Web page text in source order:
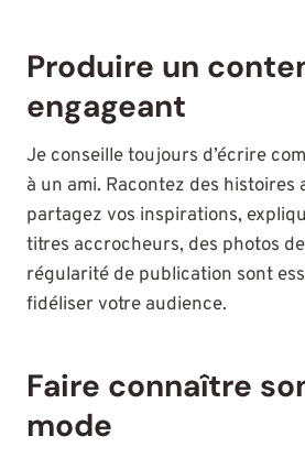
Produire un
engageant
Je conseille toujours d’écrire
à un ami. Racontez des histoires
partagez vos inspirations,
titres accrocheurs, des photos
régularité de publication sont
fidéliser votre audience.
Faire connaître
mode